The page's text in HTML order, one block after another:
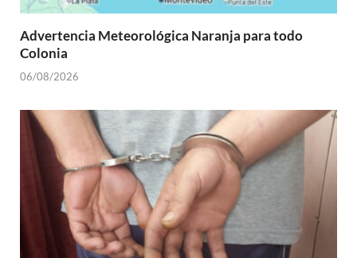
Advertencia Meteorológica Naranja para todo
Colonia
06/08/2026